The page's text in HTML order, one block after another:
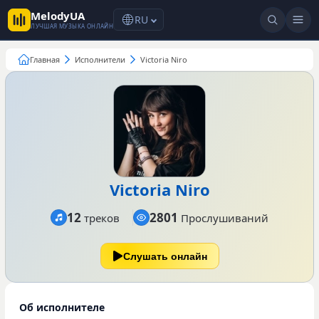
MelodyUA
ЛУЧШАЯ МУЗЫКА ОНЛАЙН RU
Главная Исполнители Victoria Niro
Victoria Niro
12 треков 2801 Прослушиваний
Слушать онлайн
Об исполнителе